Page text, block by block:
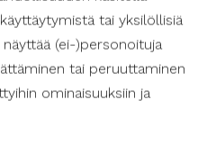
tai yksilöllisiä
(ei-)personoituja
tai peruuttaminen
ominaisuuksiin ja
ilman, että
Useimmilla
tiedot
tarkat tiedot saa usein
päälle.